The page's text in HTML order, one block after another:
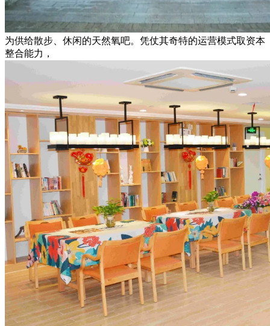
为供给散步、休闲的天然氧吧。凭仗其奇特的运营模式取资本
整合能力，